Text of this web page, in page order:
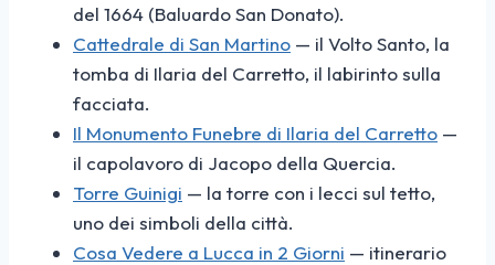
del 1664 (Baluardo San Donato).
Cattedrale di San Martino — il Volto Santo, la
tomba di Ilaria del Carretto, il labirinto sulla
facciata.
Il Monumento Funebre di Ilaria del Carretto —
il capolavoro di Jacopo della Quercia.
Torre Guinigi — la torre con i lecci sul tetto,
uno dei simboli della città.
Cosa Vedere a Lucca in 2 Giorni — itinerario